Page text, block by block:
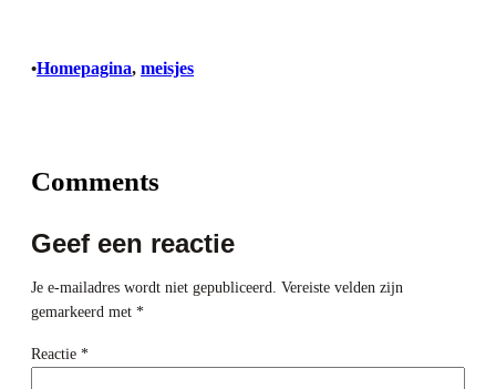
•Homepagina, meisjes
Comments
Geef een reactie
Je e-mailadres wordt niet gepubliceerd. Vereiste velden zijn
gemarkeerd met *
Reactie *